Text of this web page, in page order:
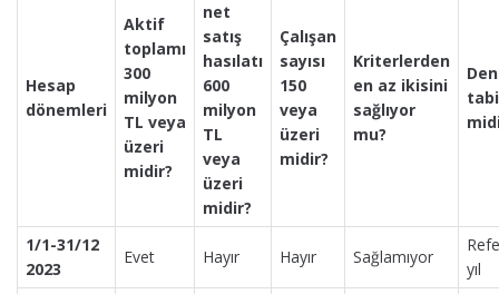
Hesap
dönemleri
Aktif
toplamı
300
milyon
TL veya
üzeri
midir?
net
satış
hasılatı
600
milyon
TL
veya
üzeri
midir?
Çalışan
sayısı
150
veya
üzeri
midir?
Kriterlerden
en az ikisini
sağlıyor
mu?
tabi
1/1-31/12
2023
Evet Hayır Hayır Sağlamıyor
yıl